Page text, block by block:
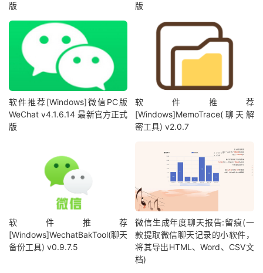
版
版
软件推荐[Windows]微信PC版
WeChat v4.1.6.14 最新官方正式
版
软件推荐
[Windows]MemoTrace(聊天解
密工具) v2.0.7
软件推荐
[Windows]WechatBakTool(聊天
备份工具) v0.9.7.5
微信生成年度聊天报告:留痕(一
款提取微信聊天记录的小软件，
将其导出HTML、Word、CSV文
档)